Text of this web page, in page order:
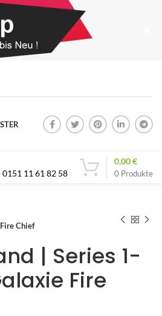
11 61 82 58
0 Produkte
0,00€
Chief
| Series 1-
Fire